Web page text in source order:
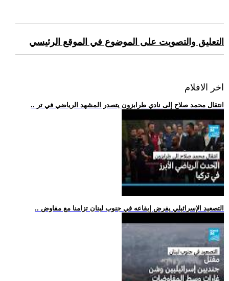
التعليق والتصويت على الموضوع في الموقع الرئيسي
اخر الافلام
.. انتقال محمد صلاح إلى نادي طرابزون يتصدر المشهد الرياضي في تر
.. التصعيد الإسرائيلي يفرض إيقاعه في جنوب لبنان تزامنا مع مفاوض